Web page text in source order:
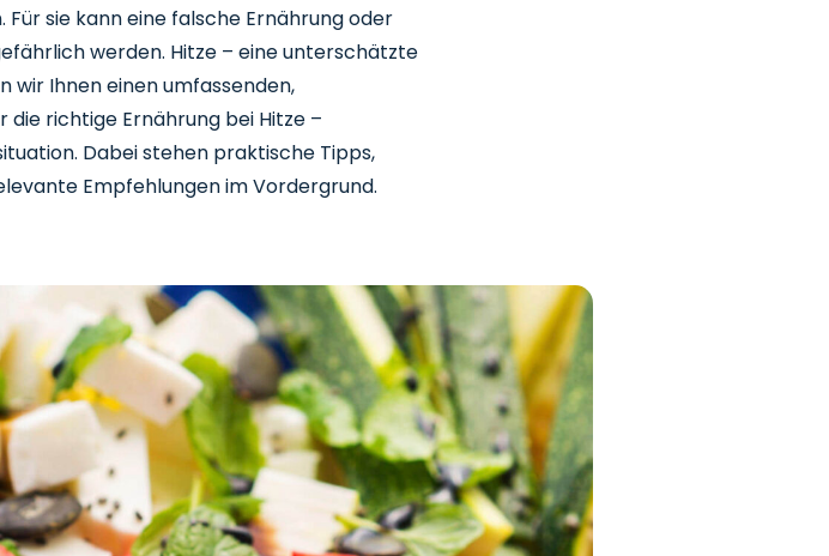
sie kann eine falsche Ernährung oder
werden. Hitze – eine unterschätzte
wir Ihnen einen umfassenden,
richtige Ernährung bei Hitze –
Dabei stehen praktische Tipps,
Empfehlungen im Vordergrund.